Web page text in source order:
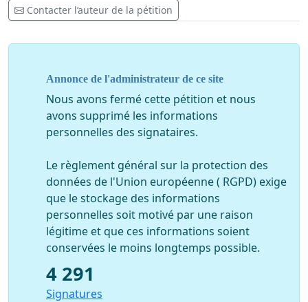
Contacter l’auteur de la pétition
Annonce de l'administrateur de ce site
Nous avons fermé cette pétition et nous
avons supprimé les informations
personnelles des signataires.
Le règlement général sur la protection des
données de l'Union européenne ( RGPD) exige
que le stockage des informations
personnelles soit motivé par une raison
légitime et que ces informations soient
conservées le moins longtemps possible.
4 291
Signatures